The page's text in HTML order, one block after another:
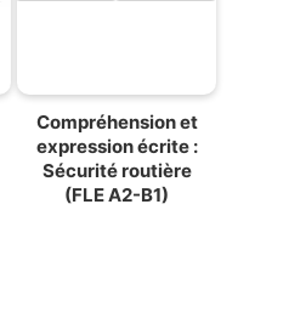
Compréhension et
expression écrite :
Sécurité routière
(FLE A2-B1)